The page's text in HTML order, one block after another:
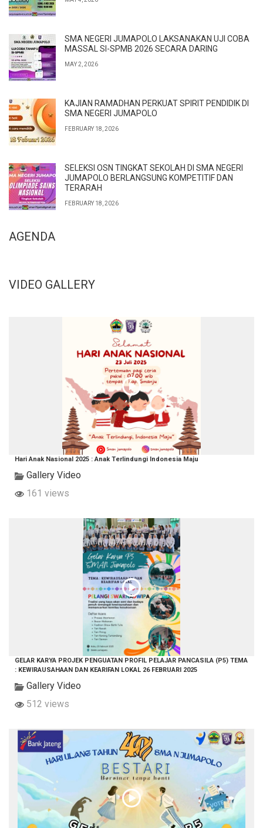
SMA NEGERI JUMAPOLO LAKSANAKAN UJI COBA
MASSAL SI-SPMB 2026 SECARA DARING
MAY 2, 2026
KAJIAN RAMADHAN PERKUAT SPIRIT PENDIDIK DI
SMA NEGERI JUMAPOLO
FEBRUARY 18, 2026
SELEKSI OSN TINGKAT SEKOLAH DI SMA NEGERI
JUMAPOLO BERLANGSUNG KOMPETITIF DAN
TERARAH
FEBRUARY 18, 2026
AGENDA
VIDEO GALLERY
Hari Anak Nasional 2025 : Anak Terlindungi Indonesia Maju
Gallery Video
161 views
GELAR KARYA PROJEK PENGUATAN PROFIL PELAJAR PANCASILA (P5) TEMA
: KEWIRAUSAHAAN DAN KEARIFAN LOKAL 26 FEBRUARI 2025
Gallery Video
512 views